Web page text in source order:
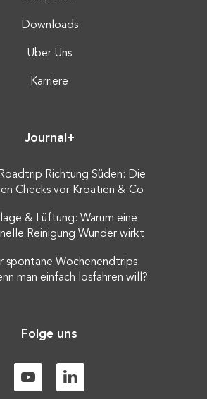
Downloads
Über Uns
Karriere
Journal+
Richtung Süden: Die
Checks vor Kroatien & Co
& Lüftung: Warum eine
Reinigung Wunder wirkt
spontane Wochenendtrips:
man einfach losfahren will?
Folge uns